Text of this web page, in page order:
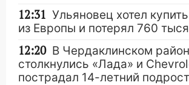
12:31 Ульяновец хотел
из Европы и потерял 760
12:20 В Чердаклинском
столкнулись «Лада» и
пострадал 14-летний